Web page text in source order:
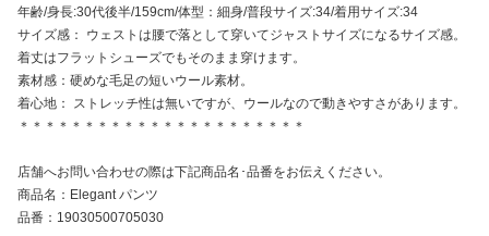
年齢/身長:30代後半/159cm/体型：細身/普段サイズ:34/着用サイズ:34
サイズ感： ウェストは腰で落として穿いてジャストサイズになるサイズ感。
着丈はフラットシューズでもそのまま穿けます。
素材感：硬めな毛足の短いウール素材。
着心地： ストレッチ性は無いですが、ウールなので動きやすさがあります。
＊＊＊＊＊＊＊＊＊＊＊＊＊＊＊＊＊＊＊＊＊＊
店舗へお問い合わせの際は下記商品名･品番をお伝えください。
商品名：Elegant パンツ
品番：19030500705030